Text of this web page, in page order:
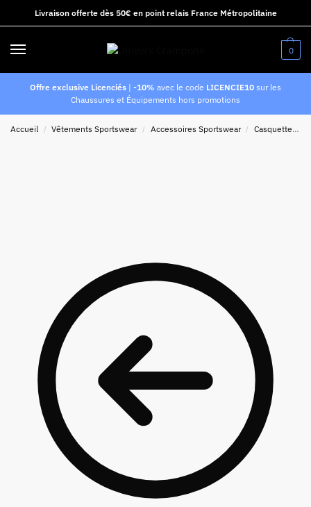
Livraison offerte dès 50€ en point relais France Métropolitaine
0
Offre exclusive Licenciés | -10% avec le code LICENCIE10 sur les
Chaussures et Équipements hors promotions
Accueil / Vêtements Sportswear / Accessoires Sportswear / Casquettes